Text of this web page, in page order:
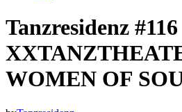
Tanzresidenz #116
WOMEN OF